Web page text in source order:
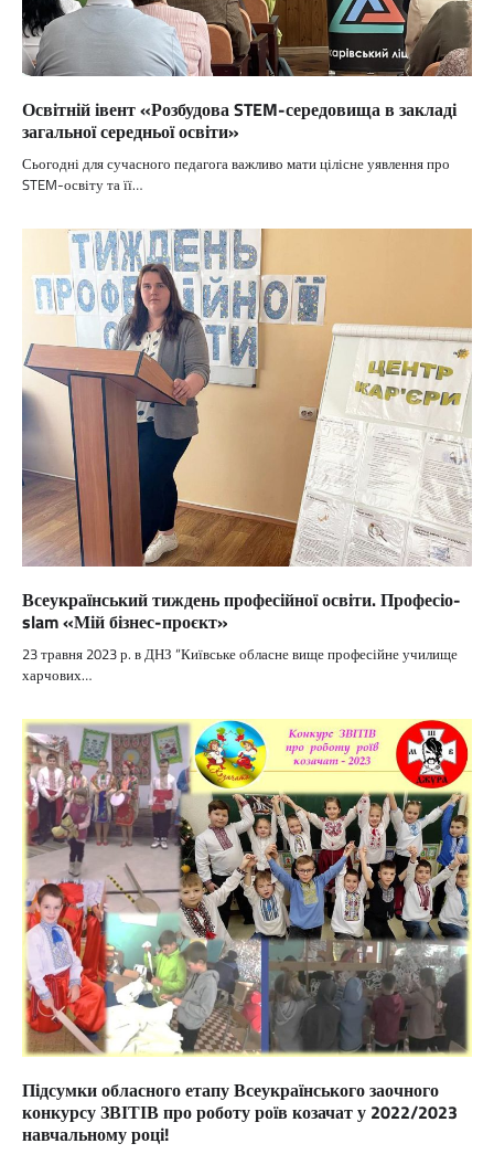
Освітній івент «Розбудова STEM-середовища в закладі
загальної середньої освіти»
Сьогодні для сучасного педагога важливо мати цілісне уявлення про
STEM-освіту та її…
Всеукраїнський тиждень професійної освіти. Професіо-
slam «Мій бізнес-проєкт»
23 травня 2023 р. в ДНЗ “Київське обласне вище професійне училище
харчових…
Підсумки обласного етапу Всеукраїнського заочного
конкурсу ЗВІТІВ про роботу роїв козачат у 2022/2023
навчальному році!